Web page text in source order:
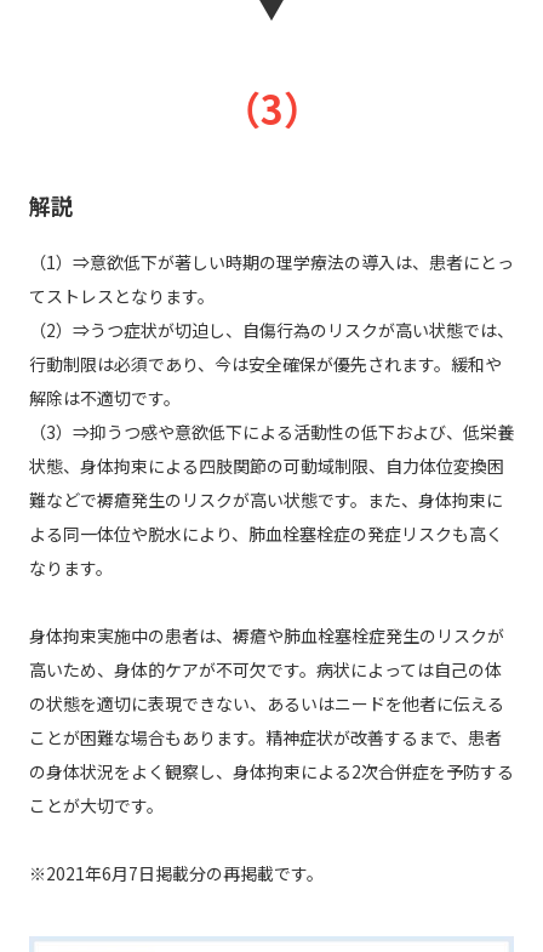
（3）
解説
（1）⇒意欲低下が著しい時期の理学療法の導入は、患者にとっ
てストレスとなります。
（2）⇒うつ症状が切迫し、自傷行為のリスクが高い状態では、
行動制限は必須であり、今は安全確保が優先されます。緩和や
解除は不適切です。
（3）⇒抑うつ感や意欲低下による活動性の低下および、低栄養
状態、身体拘束による四肢関節の可動域制限、自力体位変換困
難などで褥瘡発生のリスクが高い状態です。また、身体拘束に
よる同一体位や脱水により、肺血栓塞栓症の発症リスクも高く
なります。
身体拘束実施中の患者は、褥瘡や肺血栓塞栓症発生のリスクが
高いため、身体的ケアが不可欠です。病状によっては自己の体
の状態を適切に表現できない、あるいはニードを他者に伝える
ことが困難な場合もあります。精神症状が改善するまで、患者
の身体状況をよく観察し、身体拘束による2次合併症を予防する
ことが大切です。
※2021年6月7日掲載分の再掲載です。